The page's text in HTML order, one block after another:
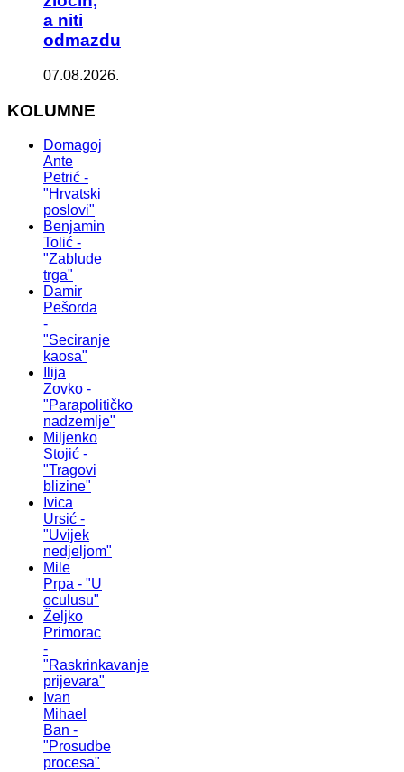
a niti
odmazdu
07.08.2026.
KOLUMNE
Domagoj
Ante
Petrić -
"Hrvatski
poslovi"
Benjamin
Tolić -
"Zablude
trga"
Damir
Pešorda
-
"Seciranje
kaosa"
Ilija
Zovko -
"Parapolitičko
nadzemlje"
Miljenko
Stojić -
"Tragovi
blizine"
Ivica
Ursić -
"Uvijek
nedjeljom"
Mile
Prpa - "U
oculusu"
Željko
Primorac
-
"Raskrinkavanje
prijevara"
Ivan
Mihael
Ban -
"Prosudbe
procesa"